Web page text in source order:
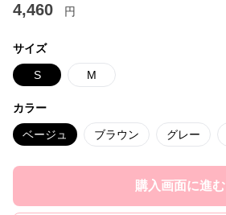
4,460 円
サイズ
S M
カラー
ベージュ ブラウン グレー
購入画面に進む